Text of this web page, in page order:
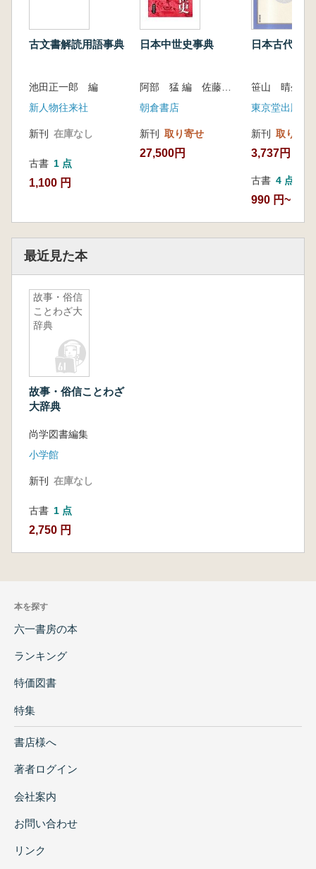
古文書解読用語事典
池田正一郎 編
新人物往来社
新刊 在庫なし
古書 1 点
1,100 円
日本中世史事典
阿部 猛 編 佐藤 和彦 編
朝倉書店
新刊 取り寄せ
27,500円
日本古代史
笹山 晴生 編
東京堂出版
新刊 取り寄せ
3,737円
古書 4 点
990 円~
最近見た本
故事・俗信
ことわざ大
辞典
故事・俗信ことわざ
大辞典
尚学図書編集
小学館
新刊 在庫なし
古書 1 点
2,750 円
本を探す
六一書房の本
ランキング
特価図書
特集
書店様へ
著者ログイン
会社案内
お問い合わせ
リンク